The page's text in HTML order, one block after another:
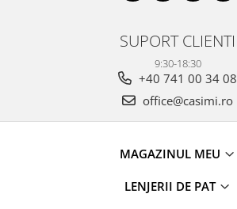
SUPORT CLIENTI
9:30-18:30
+40 741 00 34 08
office@casimi.ro
MAGAZINUL MEU
LENJERII DE PAT